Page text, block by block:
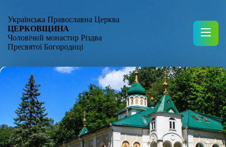
Українська Православна Церква
ЦЕРКОВЩИНА
Чоловічий монастир Різдва
Пресвятої Богородиці